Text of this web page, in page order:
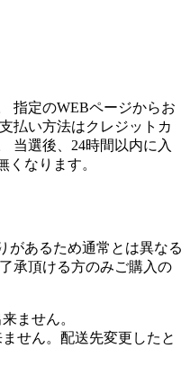
指定のWEBページからお
払い方法はクレジットカ
当選後、24時間以内に入
くなります。
があるため通常とは異なる
承頂ける方のみご購入の
ません。
せん。配送先変更したと